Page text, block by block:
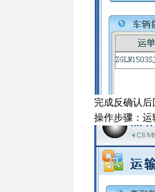
完成反确认后
操作步骤：